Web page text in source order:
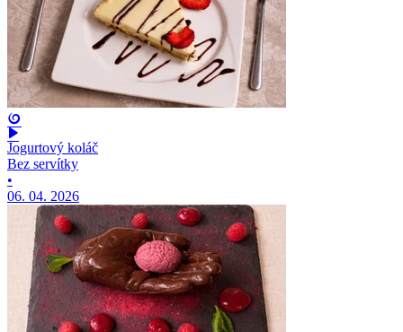
Jogurtový koláč
Bez servítky
•
06. 04. 2026